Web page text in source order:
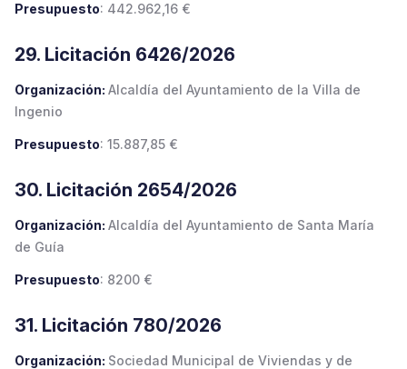
Presupuesto: 442.962,16 €
29. Licitación 6426/2026
Organización: Alcaldía del Ayuntamiento de la Villa de
Ingenio
Presupuesto: 15.887,85 €
30. Licitación 2654/2026
Organización: Alcaldía del Ayuntamiento de Santa María
de Guía
Presupuesto: 8200 €
31. Licitación 780/2026
Organización: Sociedad Municipal de Viviendas y de